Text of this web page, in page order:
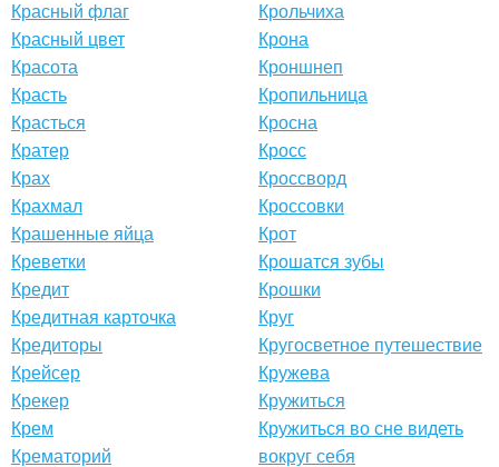
Красный флаг
Красный цвет
Красота
Красть
Красться
Кратер
Крах
Крахмал
Крашенные яйца
Креветки
Кредит
Кредитная карточка
Кредиторы
Крейсер
Крекер
Крем
Крематорий
Крольчиха
Крона
Кроншнеп
Кропильница
Кросна
Кросс
Кроссворд
Кроссовки
Крот
Крошатся зубы
Крошки
Круг
Кругосветное путешествие
Кружева
Кружиться
Кружиться во сне видеть
вокруг себя